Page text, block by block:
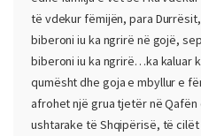
të vdekur fëmijën, para
biberoni iu ka ngrirë në gojë,
biberoni iu ka ngrirë…ka kaluar
qumësht dhe goja e mbyllur e
afrohet një grua tjetër në
ushtarake të Shqipërisë, të